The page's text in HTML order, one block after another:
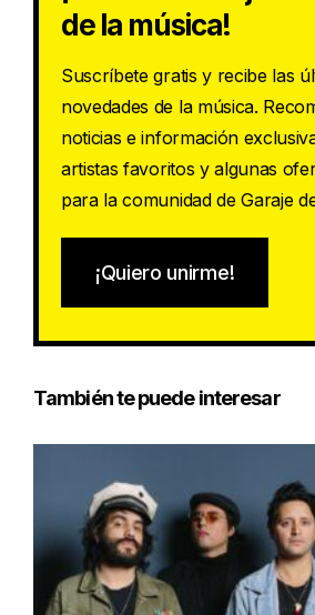
de la música!
Suscríbete gratis y recibe las
novedades de la música.
noticias e información
artistas favoritos y algunas
para la comunidad de Garaje
¡Quiero unirme!
También te puede interesar